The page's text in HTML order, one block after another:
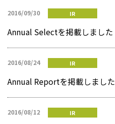
2016/09/30 IR
Annual Selectを掲載しました
2016/08/24 IR
Annual Reportを掲載しました
2016/08/12 IR